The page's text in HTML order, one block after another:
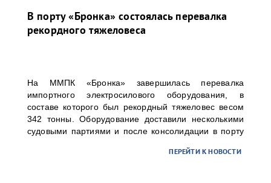
В порту «Бронка» состоялась перевалка
рекордного тяжеловеса
На ММПК «Бронка» завершилась перевалка
импортного электросилового оборудования, в
составе которого был рекордный тяжеловес весом
342 тонны. Оборудование доставили несколькими
судовыми партиями и после консолидации в порту
одного из предприятий топливно-энергетического
ПЕРЕЙТИ К НОВОСТИ